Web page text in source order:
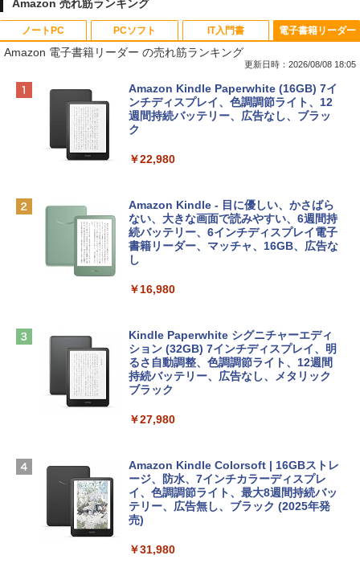
Amazon 売れ筋ランキング
ノートPC
Apple 2026 MacBook Neo A18 Proチッ
プ搭載13インチノートブック：AIとAppl
e Intelligenceのために設計、Liquid Ret
inaディスプレイ、8GBユニファイドメモ
eTime HDカメラ、Touch ID - シルバー
tomtoc 360°保護 15.6 16インチ パソコ
ンケース Dell NEC Lavie ASUS HP dyna
book Lenovo対応
￥2,952
Apple 2026 MacBook Air M5チップ搭載
13インチノートブック：AIとApple Intell
igence、13.6インチLiquid Retinaディ
スプレイ、16GBユニファイドメモリ、1
TB SSDストレージ、12MPセンターフレ
D - ミッドナイト
【Amazon.co.jp限定】 HP ノートパソコ
ン 15-fd 15.6インチ 16GBメモリ 512GB
SSD インテル Core 5
￥129,800
PCソフト
Robloxギフトカード - 800 Robux 【限
定バーチャルアイテムを含む】 【オンラ
インゲームコード】 ロブロックス | オン
ラインコード版
￥1,300
Robloxギフトカード - 1000 Robux 【限
定バーチャルアイテムを含む】 【オンラ
インゲームコード】 ロブロックス |オン
ラインコード版
4(最新 永続版)|オンラインコード版|Wind
ows11、10/mac対応|PC2台
￥39,582
Robloxギフトカード - 2,000 Robux 【限
ラインコード版
￥3,200
ト): Java & Bedrock Edition | オンライ
IT入門書
生成AIパスポート公式テキスト 第４版
￥1,766
出す プロンプトの言葉 AI画像生成シリー
ズ (はぴーイラストLabo)
￥480
ClaudeCode いちばんやさしい 教科書:
にもKindle出版にも！ 非エンジニアのた
めのAIコーディング入門シリーズ
￥99
1冊ですべて身につくHTML & CSSとWe
￥1,292
FM TOWNS ハイパー・カタログ: 本体ハ
ェクトリストと最新エミュレータ紹介
電子書籍リーダー
Amazon 電子書籍リーダー の売れ筋ランキング
更新日時：2026/08/08 18:05
Amazon Kindle Paperwhite (16GB) 7イ
ンチディスプレイ、色調調節ライト、12
週間持続バッテリー、広告なし、ブラッ
ク
￥22,980
Amazon Kindle - 目に優しい、かさばら
ない、大きな画面で読みやすい、6週間持
続バッテリー、6インチディスプレイ電子
書籍リーダー、マッチャ、16GB、広告な
し
￥16,980
Kindle Paperwhite シグニチャーエディ
ション (32GB) 7インチディスプレイ、明
るさ自動調整、色調調節ライト、12週間
持続バッテリー、広告なし、メタリック
ブラック
￥27,980
Amazon Kindle Colorsoft | 16GBストレ
ージ、防水、7インチカラーディスプレ
イ、色調調節ライト、最大8週間持続バッ
テリー、広告無し、ブラック (2025年発
売)
￥31,980